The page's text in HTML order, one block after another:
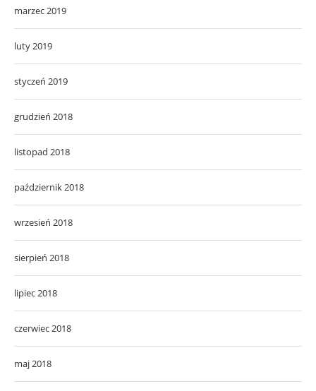
marzec 2019
luty 2019
styczeń 2019
grudzień 2018
listopad 2018
październik 2018
wrzesień 2018
sierpień 2018
lipiec 2018
czerwiec 2018
maj 2018